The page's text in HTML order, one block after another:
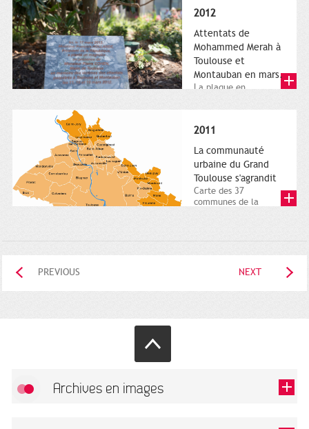
Métropole,
représentant l'anneau
de Moëbius.
2012
Attentats de
Mohammed Merah à
Toulouse et
Montauban en mars.
La plaque en
Charles-de-Gaulle.
2011
La communauté
urbaine du Grand
Toulouse s'agrandit
Carte des 37
communes de la
PREVIOUS NEXT
Archives en images